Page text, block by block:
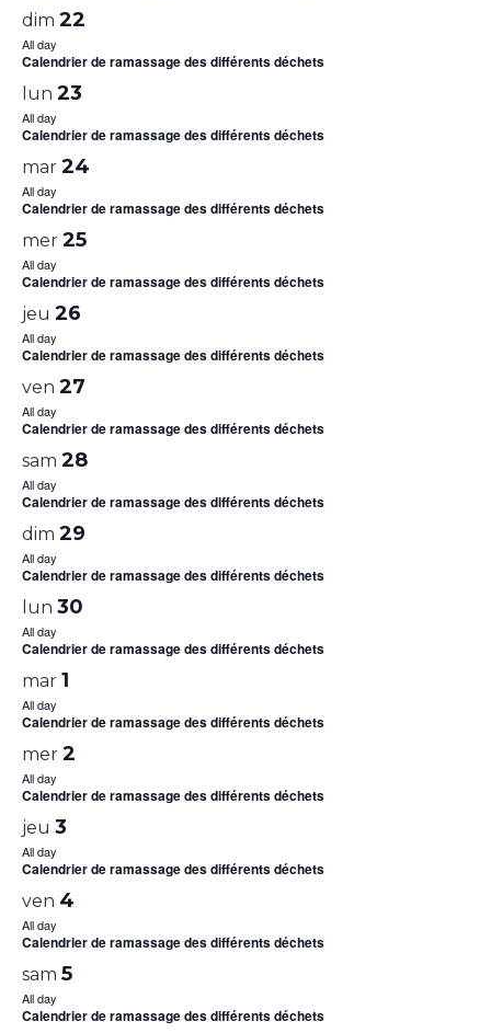
dim 22
All day
Calendrier de ramassage des différents déchets
lun 23
All day
Calendrier de ramassage des différents déchets
mar 24
All day
Calendrier de ramassage des différents déchets
mer 25
All day
Calendrier de ramassage des différents déchets
jeu 26
All day
Calendrier de ramassage des différents déchets
ven 27
All day
Calendrier de ramassage des différents déchets
sam 28
All day
Calendrier de ramassage des différents déchets
dim 29
All day
Calendrier de ramassage des différents déchets
lun 30
All day
Calendrier de ramassage des différents déchets
mar 1
All day
Calendrier de ramassage des différents déchets
mer 2
All day
Calendrier de ramassage des différents déchets
jeu 3
All day
Calendrier de ramassage des différents déchets
ven 4
All day
Calendrier de ramassage des différents déchets
sam 5
All day
Calendrier de ramassage des différents déchets